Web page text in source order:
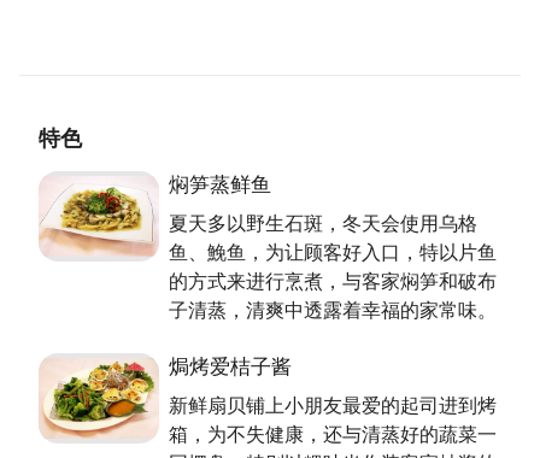
信手拈来独特海客菜
在原味海鲜，会看到饭店级的厨房工具「蒸炉」，这是
刘老板娘自己设计的，主要呼应自己对料理一贯的坚持
──原味。此时，蒸笼上的一道海客菜豆瓣鲜蚵正传来
浓郁的香气，一颗颗肥美的模样，已不能用垂涎来形
目前的主厨由刘老板娘的弟弟担纲，喜欢求新求变的
他，曾经获得永安渔港食神大赛的冠军。
顾客的想念是最佳原动力
「我很喜欢听到顾客对我说『怀念这个味道』，会让我
特色
焖笋蒸鲜鱼
夏天多以野生石斑，冬天会使用乌格
鱼、鮸鱼，为让顾客好入口，特以片鱼
的方式来进行烹煮，与客家焖笋和破布
子清蒸，清爽中透露着幸福的家常味。
焗烤爱桔子酱
新鲜扇贝铺上小朋友最爱的起司进到烤
箱，为不失健康，还与清蒸好的蔬菜一